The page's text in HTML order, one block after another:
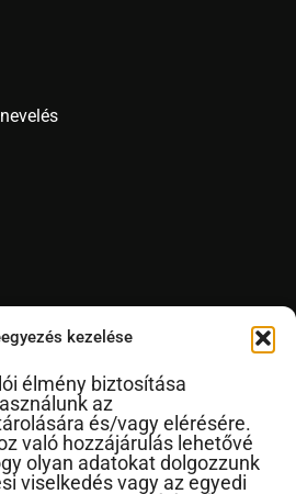
kezelése
élmény biztosítása
az
és/vagy elérésére.
való hozzájárulás lehetővé
olyan adatokat dolgozzunk
viselkedés vagy az egyedi